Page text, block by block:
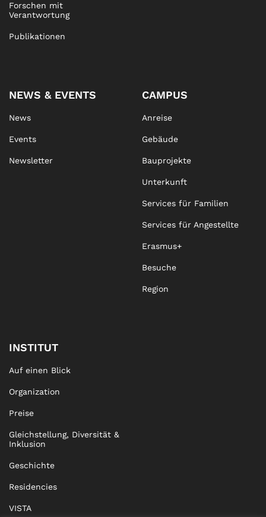
Forschen mit
Verantwortung
Publikationen
NEWS & EVENTS
News
Events
Newsletter
CAMPUS
Anreise
Gebäude
Bauprojekte
Unterkunft
Services für Familien
Services für Angestellte
Erasmus+
Besuche
Region
INSTITUT
Auf einen Blick
Organization
Preise
Gleichstellung, Diversität &
Inklusion
Geschichte
Residencies
VISTA